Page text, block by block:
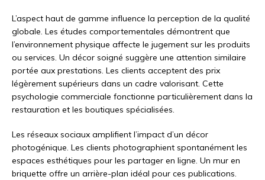
L’aspect haut de gamme influence la perception de la qualité
globale. Les études comportementales démontrent que
l’environnement physique affecte le jugement sur les produits
ou services. Un décor soigné suggère une attention similaire
portée aux prestations. Les clients acceptent des prix
légèrement supérieurs dans un cadre valorisant. Cette
psychologie commerciale fonctionne particulièrement dans la
restauration et les boutiques spécialisées.
Les réseaux sociaux amplifient l’impact d’un décor
photogénique. Les clients photographient spontanément les
espaces esthétiques pour les partager en ligne. Un mur en
briquette offre un arrière-plan idéal pour ces publications.